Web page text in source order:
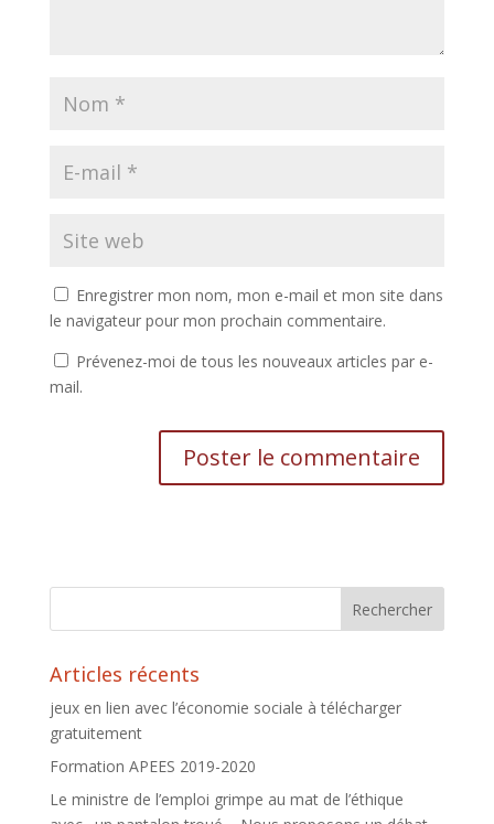
Enregistrer mon nom, mon e-mail et mon site dans
le navigateur pour mon prochain commentaire.
Prévenez-moi de tous les nouveaux articles par e-
mail.
Articles récents
jeux en lien avec l’économie sociale à télécharger
gratuitement
Formation APEES 2019-2020
Le ministre de l’emploi grimpe au mat de l’éthique